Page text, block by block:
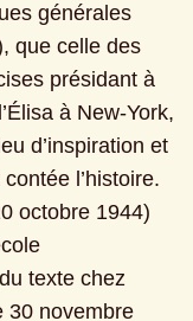
générales
que celle des
présidant à
à New-York,
d’inspiration et
l’histoire.
octobre 1944)
texte chez
30 novembre